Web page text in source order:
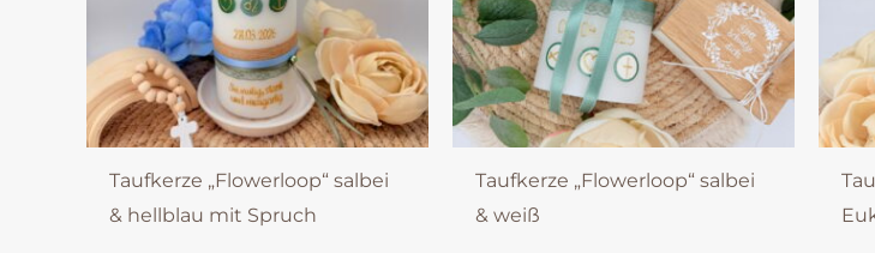
Taufkerze „Flowerloop“ salbei
& hellblau mit Spruch
Taufkerze „Flowerloop“ salbei
& weiß